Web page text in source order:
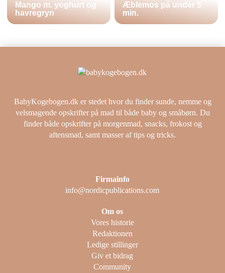
Mango m. yoghurt og
havregryn
Æblemos på under 5
min.
BabyKogebogen.dk er stedet hvor du finder sunde, nemme og
velsmagende opskrifter på mad til både baby og småbørn. Du
finder både opskrifter på morgenmad, snacks, frokost og
aftensmad, samt masser af tips og tricks.
Firmainfo
info@nordicpublications.com
Om os
Vores historie
Redaktionen
Ledige stillinger
Giv et bidrag
Community